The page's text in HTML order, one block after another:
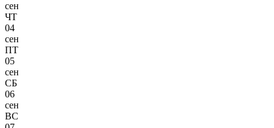
сен
ЧТ
04
сен
ПТ
05
сен
СБ
06
сен
ВС